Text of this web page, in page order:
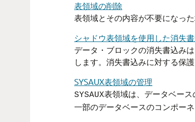
表領域の削除
表領域とその内容が不要になっ
シャドウ表領域を使用した消失
データ・ブロックの消失書込み
します。消失書込みに対する保
SYSAUX表領域の管理
SYSAUX表領域は、データベース
一部のデータベースのコンポーネ